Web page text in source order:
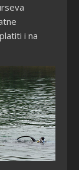
i na